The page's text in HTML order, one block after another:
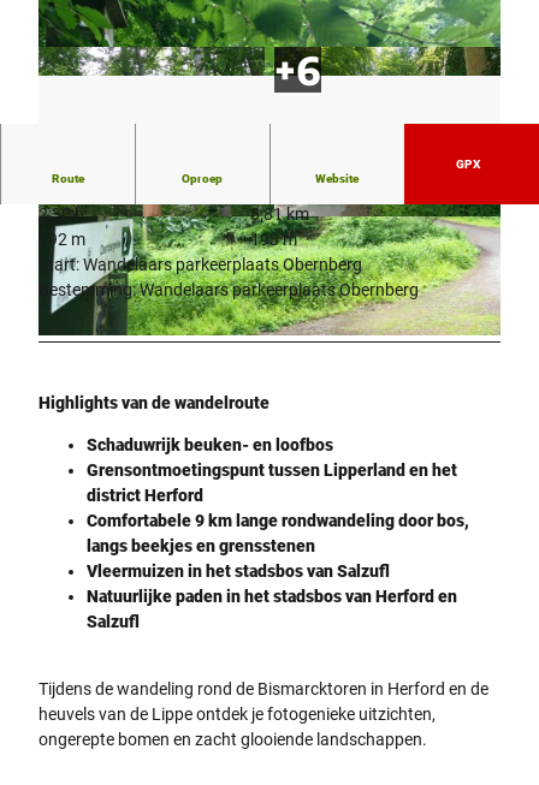
© Teutoburger Wald - Bad Salzuflen - Kerstin Paar |CC-BY-SA
© Teutoburger Wald - Bad Salzuflen - Kerstin P
aar |CC-BY-SA
© Teutoburger Wald - Bad Salzuflen - Kerstin P
aar |CC-BY-SA
Route Oproep Website
GPX
2:30 h
8,81 km
192 m
193 m
Start: Wandelaars parkeerplaats Obernberg
Bestemming: Wandelaars parkeerplaats Obernberg
Highlights van de wandelroute
Schaduwrijk beuken- en loofbos
Grensontmoetingspunt tussen Lipperland en het
district Herford
Comfortabele 9 km lange rondwandeling door bos,
langs beekjes en grensstenen
Vleermuizen in het stadsbos van Salzufl
Natuurlijke paden in het stadsbos van Herford en
Salzufl
Tijdens de wandeling rond de Bismarcktoren in Herford en de
heuvels van de Lippe ontdek je fotogenieke uitzichten,
ongerepte bomen en zacht glooiende landschappen.